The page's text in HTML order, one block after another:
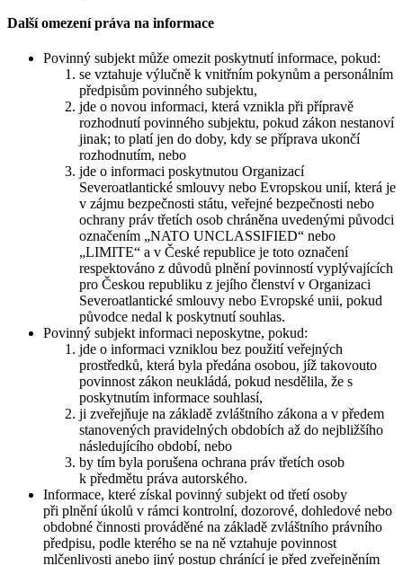
Další omezení práva na informace
Povinný subjekt může omezit poskytnutí informace, pokud:
se vztahuje výlučně k vnitřním pokynům a personálním
předpisům povinného subjektu,
jde o novou informaci, která vznikla při přípravě
rozhodnutí povinného subjektu, pokud zákon nestanoví
jinak; to platí jen do doby, kdy se příprava ukončí
rozhodnutím, nebo
jde o informaci poskytnutou Organizací
Severoatlantické smlouvy nebo Evropskou unií, která je
v zájmu bezpečnosti státu, veřejné bezpečnosti nebo
ochrany práv třetích osob chráněna uvedenými původci
označením „NATO UNCLASSIFIED“ nebo
„LIMITE“ a v České republice je toto označení
respektováno z důvodů plnění povinností vyplývajících
pro Českou republiku z jejího členství v Organizaci
Severoatlantické smlouvy nebo Evropské unii, pokud
původce nedal k poskytnutí souhlas.
Povinný subjekt informaci neposkytne, pokud:
jde o informaci vzniklou bez použití veřejných
prostředků, která byla předána osobou, jíž takovouto
povinnost zákon neukládá, pokud nesdělila, že s
poskytnutím informace souhlasí,
ji zveřejňuje na základě zvláštního zákona a v předem
stanovených pravidelných obdobích až do nejbližšího
následujícího období, nebo
by tím byla porušena ochrana práv třetích osob
k předmětu práva autorského.
Informace, které získal povinný subjekt od třetí osoby
při plnění úkolů v rámci kontrolní, dozorové, dohledové nebo
obdobné činnosti prováděné na základě zvláštního právního
předpisu, podle kterého se na ně vztahuje povinnost
mlčenlivosti anebo jiný postup chránící je před zveřejněním